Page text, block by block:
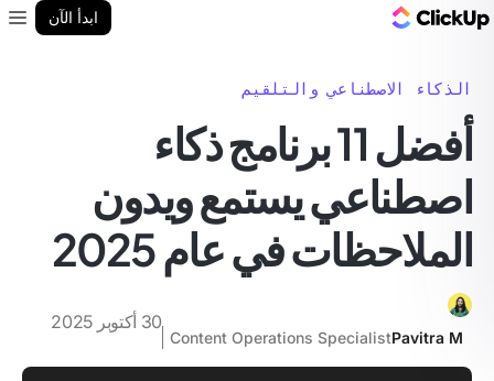
ابدأ الآن
الذكاء الاصطناعي والتلقيم
أفضل 11 برنامج ذكاء
اصطناعي يستمع ويدون
الملاحظات في عام 2025
Pavitra M
Content Operations Specialist
30 أكتوبر 2025